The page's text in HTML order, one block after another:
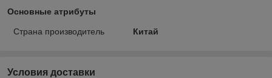
Основные атрибуты
Страна производитель Китай
Условия доставки